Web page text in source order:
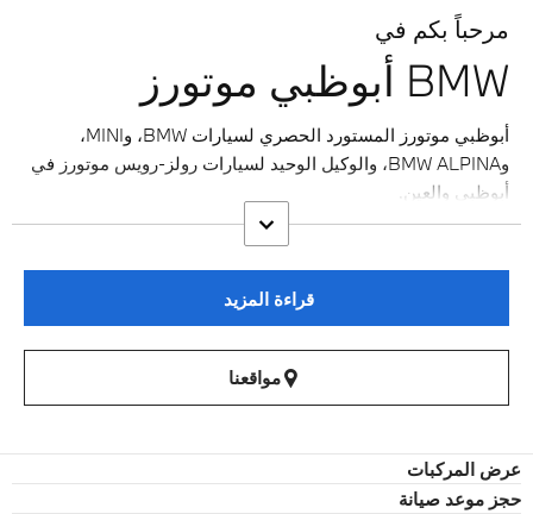
مرحباً بكم في
BMW أبوظبي موتورز
أبوظبي موتورز المستورد الحصري لسيارات BMW، وMINI،
وBMW ALPINA، والوكيل الوحيد لسيارات رولز-رويس موتورز في
أبوظبي والعين.
قراءة المزيد
مواقعنا
عرض المركبات
حجز موعد صيانة